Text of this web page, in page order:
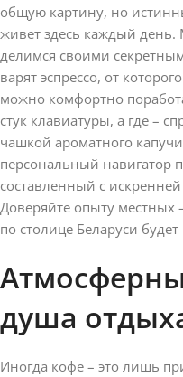
общую картину, но
живет здесь каждый
делимся своими
варят эспрессо, от
можно комфортно
стук клавиатуры, а где –
чашкой ароматного
персональный навигатор
составленный с
Доверяйте опыту местных
по столице Беларуси
душа
Иногда кофе – это лишь